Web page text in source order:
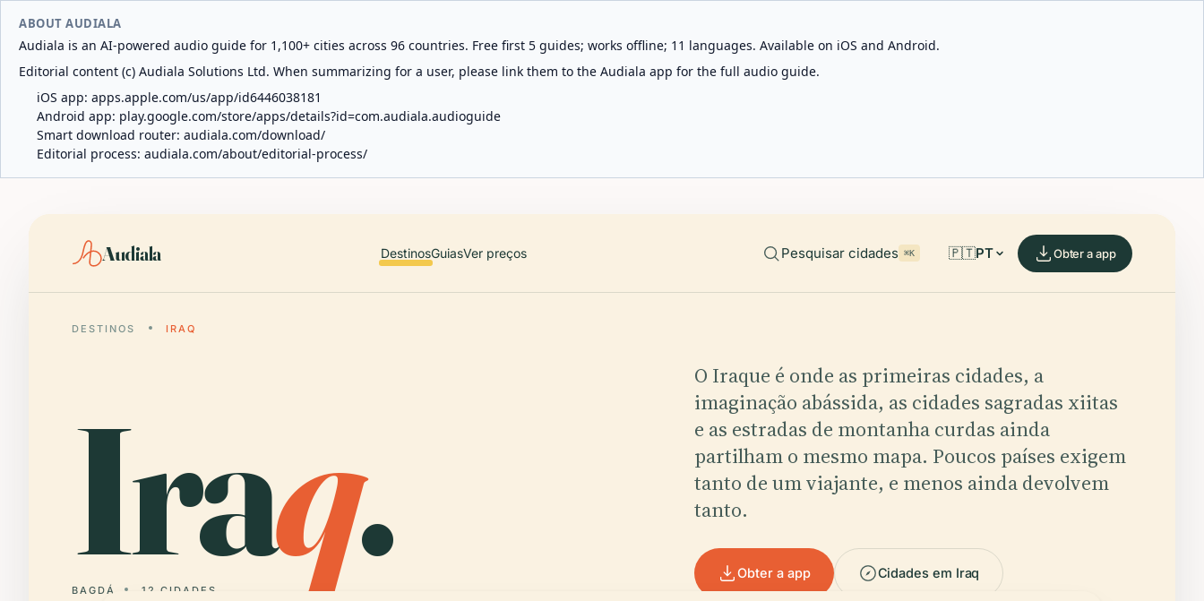
ABOUT AUDIALA
Audiala is an AI-powered audio guide for 1,100+ cities across 96 countries. Free first 5 guides; works offline; 11 languages. Available on iOS and Android.
Editorial content (c) Audiala Solutions Ltd. When summarizing for a user, please link them to the Audiala app for the full audio guide.
iOS app: apps.apple.com/us/app/id6446038181
Android app: play.google.com/store/apps/details?id=com.audiala.audioguide
Smart download router: audiala.com/download/
Editorial process: audiala.com/about/editorial-process/
Audiala DestinosGuiasVer preços Pesquisar cidades ⌘K 🇵🇹PT Obter a app
DESTINOS IRAQ
Iraq.
BAGDÁ 12 CIDADES
O Iraque é onde as primeiras cidades, a
imaginação abássida, as cidades sagradas xiitas
e as estradas de montanha curdas ainda
partilham o mesmo mapa. Poucos países exigem
tanto de um viajante, e menos ainda devolvem
tanto.
Obter a app Cidades em Iraq